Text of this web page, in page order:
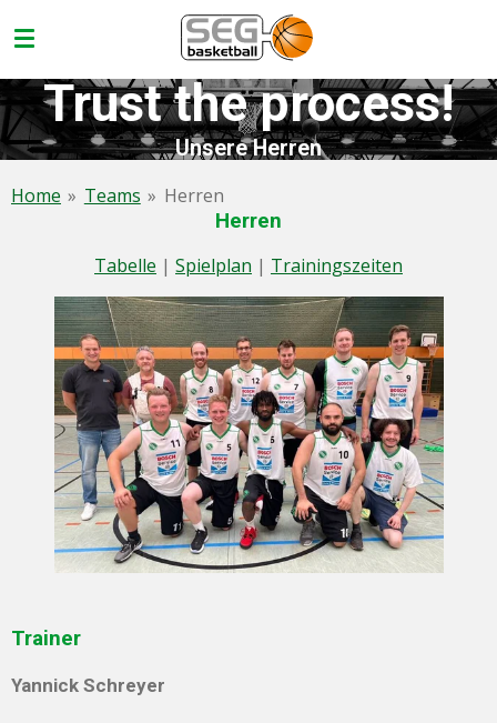
Hauptinhalt
springen
Trust the process!
Unsere Herren
Home » Teams » Herren
Herren
Tabelle | Spielplan | Trainingszeiten
Trainer
Yannick Schreyer